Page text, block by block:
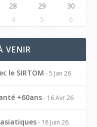
28 29
30
4 5 6
VENIR
le SIRTOM - 5 Jan 26
+60ans- 16 Avr 26
- 18 Juin 26